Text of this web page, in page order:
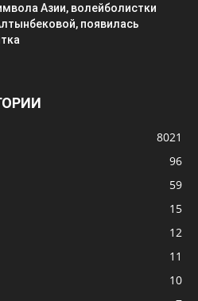
Азии, волейболистки
появилась
8021
96
59
15
12
11
10